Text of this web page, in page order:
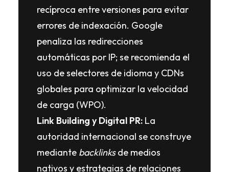
recíproca entre versiones para evitar
errores de indexación. Google
penaliza las redirecciones
automáticas por IP; se recomienda el
uso de selectores de idioma y CDNs
globales para optimizar la velocidad
de carga (WPO).
Link Building y Digital PR: La
autoridad internacional se construye
mediante backlinksde medios
nativos y estrategias de relaciones